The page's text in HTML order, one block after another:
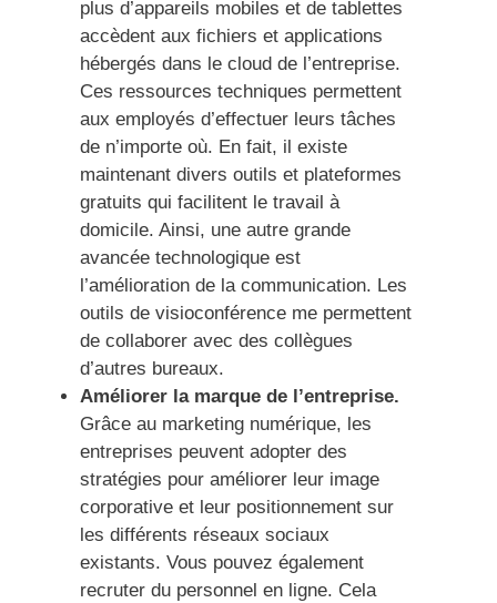
plus d’appareils mobiles et de tablettes
accèdent aux fichiers et applications
hébergés dans le cloud de l’entreprise.
Ces ressources techniques permettent
aux employés d’effectuer leurs tâches
de n’importe où. En fait, il existe
maintenant divers outils et plateformes
gratuits qui facilitent le travail à
domicile. Ainsi, une autre grande
avancée technologique est
l’amélioration de la communication. Les
outils de visioconférence me permettent
de collaborer avec des collègues
d’autres bureaux.
Améliorer la marque de l’entreprise.
Grâce au marketing numérique, les
entreprises peuvent adopter des
stratégies pour améliorer leur image
corporative et leur positionnement sur
les différents réseaux sociaux
existants. Vous pouvez également
recruter du personnel en ligne. Cela